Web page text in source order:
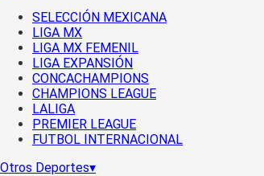
SELECCIÓN MEXICANA
LIGA MX
LIGA MX FEMENIL
LIGA EXPANSIÓN
CONCACHAMPIONS
CHAMPIONS LEAGUE
LALIGA
PREMIER LEAGUE
FUTBOL INTERNACIONAL
Otros Deportes▾